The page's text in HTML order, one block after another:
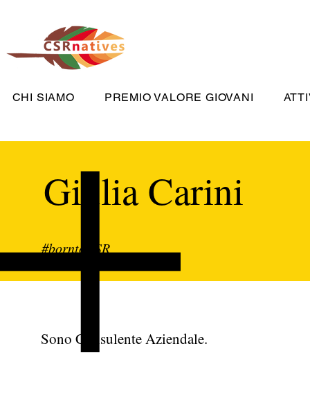
CHI SIAMO PREMIO VALORE GIOVANI
Giulia Carini
#borntoCSR
Sono Consulente Aziendale.